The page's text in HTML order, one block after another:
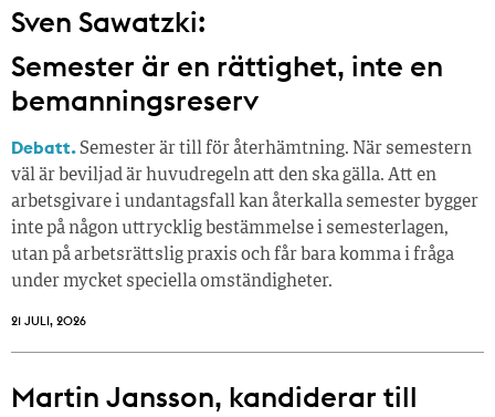
Sven Sawatzki:
Semester är en rättighet, inte en
bemanningsreserv
Debatt.Semester är till för återhämtning. När semestern
väl är beviljad är huvudregeln att den ska gälla. Att en
arbetsgivare i undantagsfall kan återkalla semester bygger
inte på någon uttrycklig bestämmelse i semesterlagen,
utan på arbetsrättslig praxis och får bara komma i fråga
under mycket speciella omständigheter.
21 JULI, 2026
Martin Jansson, kandiderar till